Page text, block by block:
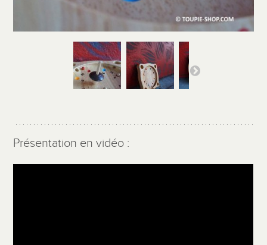
Présentation en vidéo :